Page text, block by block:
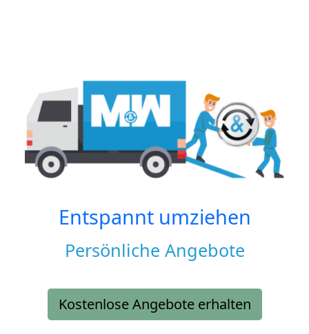
Entspannt umziehen
Persönliche Angebote
Kostenlose Angebote erhalten